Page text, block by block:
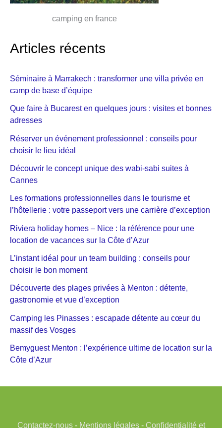
camping en france
Articles récents
Séminaire à Marrakech : transformer une villa privée en
camp de base d’équipe
Que faire à Bucarest en quelques jours : visites et bonnes
adresses
Réserver un événement professionnel : conseils pour
choisir le lieu idéal
Découvrir le concept unique des wabi-sabi suites à
Cannes
Les formations professionnelles dans le tourisme et
l’hôtellerie : votre passeport vers une carrière d’exception
Riviera holiday homes – Nice : la référence pour une
location de vacances sur la Côte d’Azur
L’instant idéal pour un team building : conseils pour
choisir le bon moment
Découverte des plages privées à Menton : détente,
gastronomie et vue d’exception
Camping les Pinasses : escapade détente au cœur du
massif des Vosges
Bemyguest Menton : l’expérience ultime de location sur la
Côte d’Azur
Contactez-nous- Mentions légales- Confidentialité et